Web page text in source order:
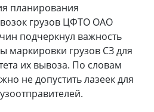
планирования
грузов ЦФТО ОАО
подчеркнул важность
маркировки грузов СЗ для
их вывоза. По словам
не допустить лазеек для